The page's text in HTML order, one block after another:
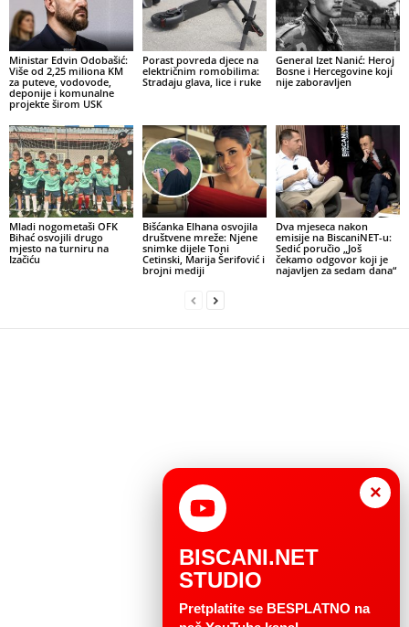
Ministar Edvin Odobašić:
Više od 2,25 miliona KM
za puteve, vodovode,
deponije i komunalne
projekte širom USK
Porast povreda djece na
električnim romobilima:
Stradaju glava, lice i ruke
General Izet Nanić: Heroj
Bosne i Hercegovine koji
nije zaboravljen
Mladi nogometaši OFK
Bihać osvojili drugo
mjesto na turniru na
Izačiću
Bišćanka Elhana osvojila
društvene mreže: Njene
snimke dijele Toni
Cetinski, Marija Šerifović i
brojni mediji
Dva mjeseca nakon
emisije na BiscaniNET-u:
Sedić poručio „Još
čekamo odgovor koji je
najavljen za sedam dana“
×
BISCANI.NET
STUDIO
Pretplatite se BESPLATNO na